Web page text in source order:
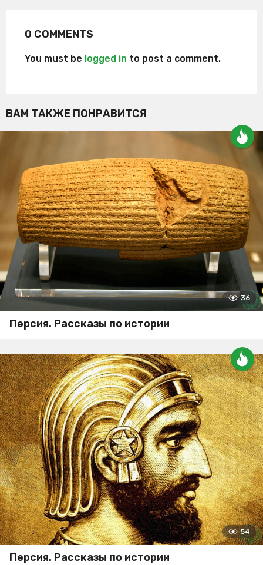
0 COMMENTS
You must be logged in to post a comment.
ВАМ ТАКЖЕ ПОНРАВИТСЯ
36
Персия. Рассказы по истории
54
Персия. Рассказы по истории